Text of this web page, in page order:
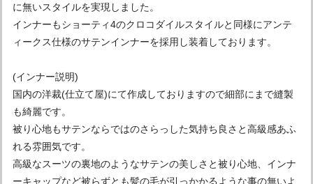
に無いスタイルを実現しました。
インナーもショーティ4のクロコダイルスタイルと同様にアンテ
ィークス仕様のサテンインナーを採用し装着しております。
(インナー説明)
国内の洋裁(仕立て屋)にて作成しておりますので細部にまで縫製
も綺麗です。
被り心地もサテンならではのさらっした気持ち良さと高級感あふ
れる雰囲気です。
高級なスーツの裏地のようなサテンの美しさと被り心地、インナ
ーキャップなど被らずとも髪の毛が引っかかるような事の無いよ